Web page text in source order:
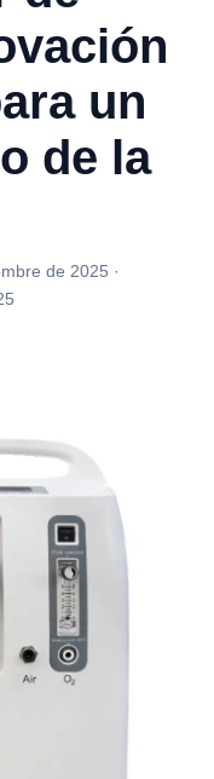
un
de la
de 2025 ·